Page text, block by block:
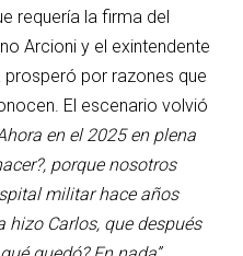
requería la firma del
Arcioni y el exintendente
prosperó por razones que
El escenario volvió
en el 2025 en plena
porque nosotros
militar hace años
Carlos, que después